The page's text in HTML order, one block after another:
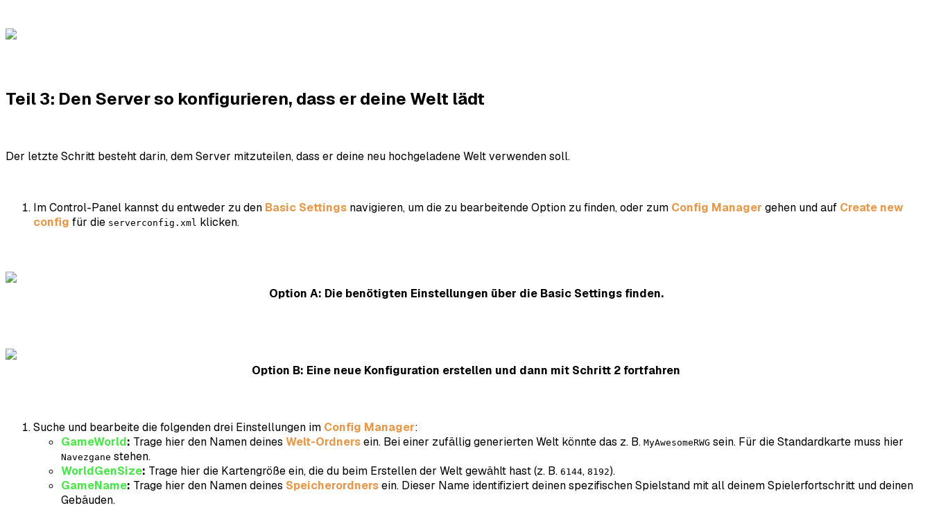
Teil 3: Den Server so konfigurieren, dass er deine Welt lädt
Der letzte Schritt besteht darin, dem Server mitzuteilen, dass er deine neu hochgeladene Welt verwenden soll.
Im Control-Panel kannst du entweder zu den Basic Settings navigieren, um die zu bearbeitende Option zu finden, oder zum Config Manager gehen und auf Create new
config für die serverconfig.xml klicken.
Option A: Die benötigten Einstellungen über die Basic Settings finden.
Option B: Eine neue Konfiguration erstellen und dann mit Schritt 2 fortfahren
Suche und bearbeite die folgenden drei Einstellungen im Config Manager:
GameWorld: Trage hier den Namen deines Welt-Ordnersein. Bei einer zufällig generierten Welt könnte das z. B. MyAwesomeRWG sein. Für die Standardkarte muss hier
Navezgane stehen.
WorldGenSize: Trage hier die Kartengröße ein, die du beim Erstellen der Welt gewählt hast (z. B. 6144, 8192).
GameName: Trage hier den Namen deines Speicherordnersein. Dieser Name identifiziert deinen spezifischen Spielstand mit all deinem Spielerfortschritt und deinen
Gebäuden.